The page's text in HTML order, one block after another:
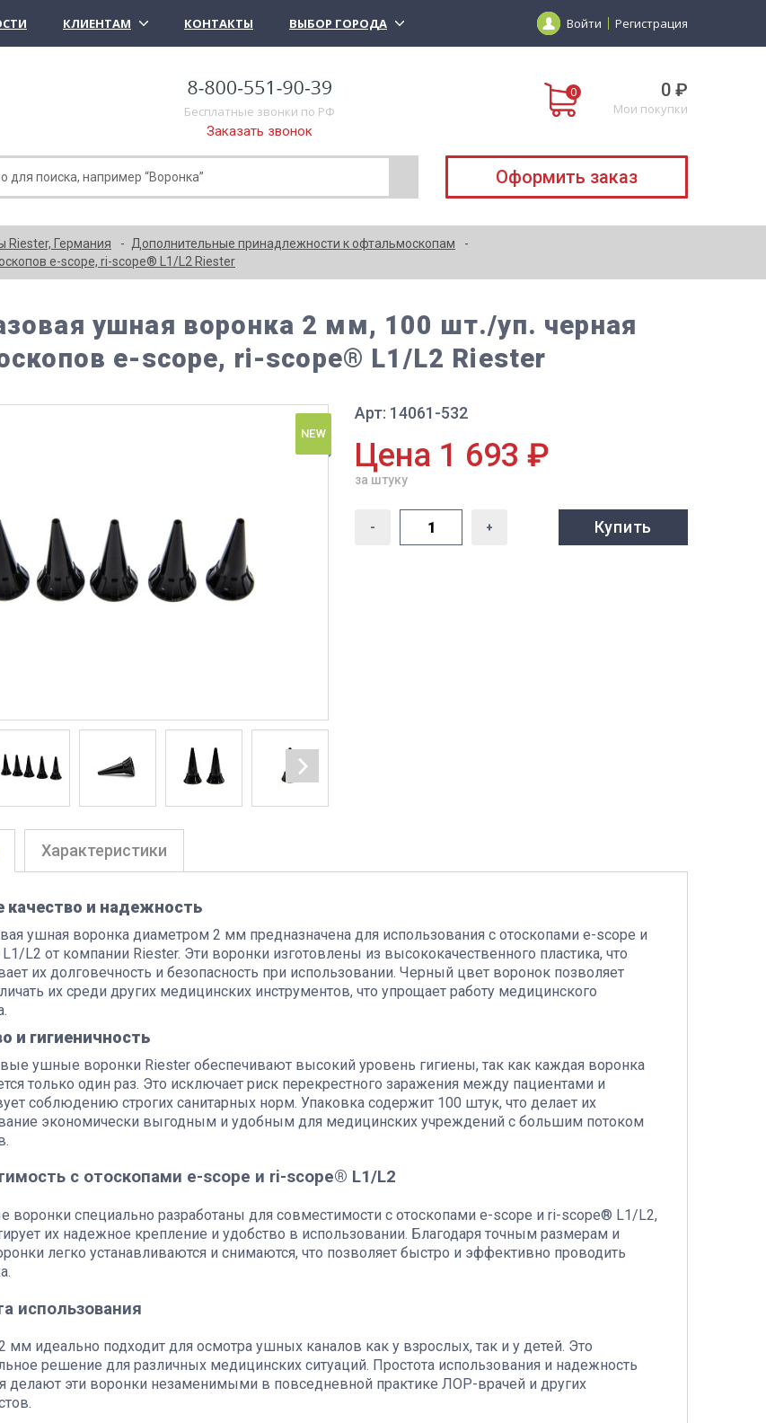
КЛИЕНТАМ КОНТАКТЫ ВЫБОР ГОРОДА Войти Регистрация
Бесплатные звонки по РФ
Заказать звонок
0 ₽
Мои покупки
Оформить заказ
Riester, Германия
Дополнительные принадлежности к офтальмоскопам
e-scope, ri-scope® L1/L2 Riester
ушная воронка 2 мм, 100 шт./уп. черная
e-scope, ri-scope® L1/L2 Riester
NEW
Арт: 14061-532
Цена 1 693 ₽
за штуку
- + Купить
качество и надежность
ушная воронка диаметром 2 мм предназначена для использования с отоскопами e-scope и
L2 от компании Riester. Эти воронки изготовлены из высококачественного пластика, что
их долговечность и безопасность при использовании. Черный цвет воронок позволяет
их среди других медицинских инструментов, что упрощает работу медицинского
и гигиеничность
ушные воронки Riester обеспечивают высокий уровень гигиены, так как каждая воронка
только один раз. Это исключает риск перекрестного заражения между пациентами и
соблюдению строгих санитарных норм. Упаковка содержит 100 штук, что делает их
экономически выгодным и удобным для медицинских учреждений с большим потоком
с отоскопами e-scope и ri-scope® L1/L2
воронки специально разработаны для совместимости с отоскопами e-scope и ri-scope® L1/L2,
их надежное крепление и удобство в использовании. Благодаря точным размерам и
легко устанавливаются и снимаются, что позволяет быстро и эффективно проводить
использования
мм идеально подходит для осмотра ушных каналов как у взрослых, так и у детей. Это
решение для различных медицинских ситуаций. Простота использования и надежность
делают эти воронки незаменимыми в повседневной практике ЛОР-врачей и других
Характеристики